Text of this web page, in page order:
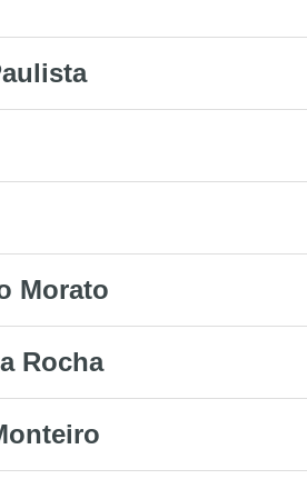
Morato
Rocha